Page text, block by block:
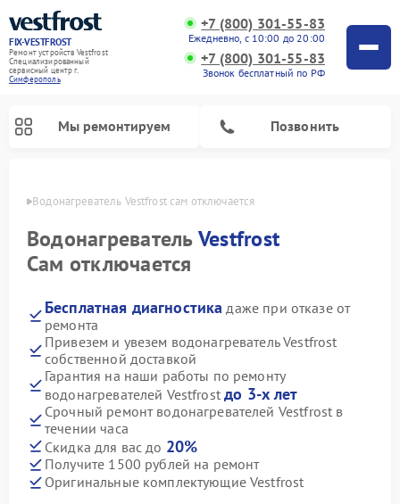
FIX-VESTFROST
Ремонт устройств Vestfrost
Специализированный
cервисный центр г.
Симферополь
+7 (800) 301-55-83
Ежедневно, с 10:00 до 20:00
+7 (800) 301-55-83
Звонок бесплатный по РФ
Мы ремонтируем Позвонить
Водонагреватель Vestfrost сам отключается
ВодонагревательVestfrost
Сам отключается
Бесплатная диагностика даже при отказе от
ремонта
Привезем и увезем водонагреватель Vestfrost
собственной доставкой
Гарантия на наши работы по ремонту
водонагревателей Vestfrostдо 3-х лет
Срочный ремонт водонагревателей Vestfrost в
течении часа
Скидка для вас до 20%
Получите 1500 рублей на ремонт
Оригинальные комплектующие Vestfrost